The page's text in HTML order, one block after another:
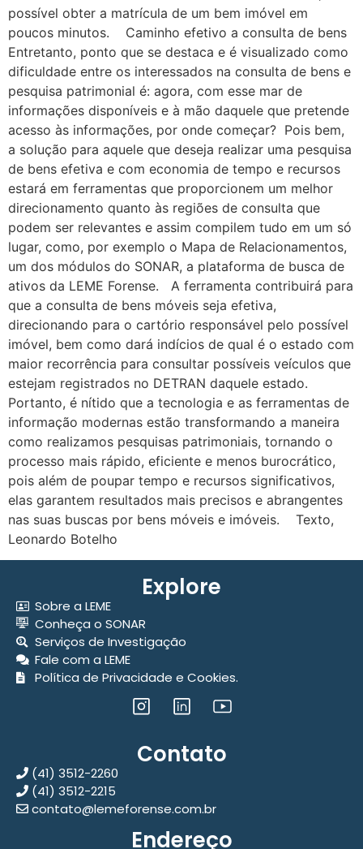
possível obter a matrícula de um bem imóvel em
poucos minutos. Caminho efetivo a consulta de bens
Entretanto, ponto que se destaca e é visualizado como
dificuldade entre os interessados na consulta de bens e
pesquisa patrimonial é: agora, com esse mar de
informações disponíveis e à mão daquele que pretende
acesso às informações, por onde começar? Pois bem,
a solução para aquele que deseja realizar uma pesquisa
de bens efetiva e com economia de tempo e recursos
estará em ferramentas que proporcionem um melhor
direcionamento quanto às regiões de consulta que
podem ser relevantes e assim compilem tudo em um só
lugar, como, por exemplo o Mapa de Relacionamentos,
um dos módulos do SONAR, a plataforma de busca de
ativos da LEME Forense. A ferramenta contribuirá para
que a consulta de bens móveis seja efetiva,
direcionando para o cartório responsável pelo possível
imóvel, bem como dará indícios de qual é o estado com
maior recorrência para consultar possíveis veículos que
estejam registrados no DETRAN daquele estado.
Portanto, é nítido que a tecnologia e as ferramentas de
informação modernas estão transformando a maneira
como realizamos pesquisas patrimoniais, tornando o
processo mais rápido, eficiente e menos burocrático,
pois além de poupar tempo e recursos significativos,
elas garantem resultados mais precisos e abrangentes
nas suas buscas por bens móveis e imóveis. Texto,
Leonardo Botelho
Explore
Sobre a LEME
Conheça o SONAR
Serviços de Investigação
Fale com a LEME
Política de Privacidade e Cookies.
Contato
(41) 3512-2260
(41) 3512-2215
contato@lemeforense.com.br
Endereço